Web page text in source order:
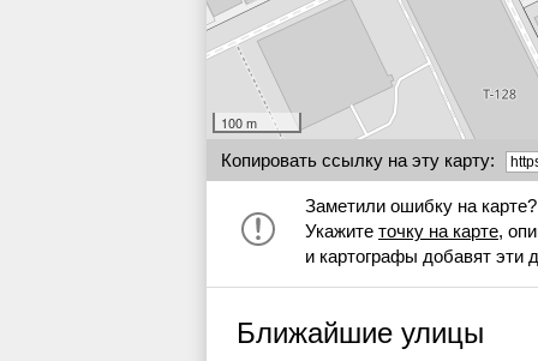
100 m
Копировать ссылку на эту карту:
Заметили ошибку на карте?
Укажите точку на карте,
и картографы добавят эти
Ближайшие улицы